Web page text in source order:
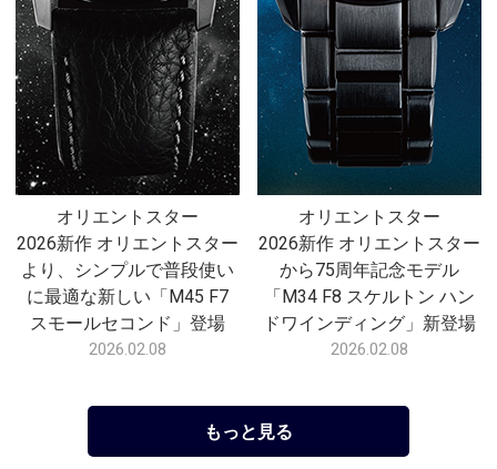
オリエントスター
2026新作 オリエントスター
より、シンプルで普段使い
に最適な新しい「M45 F7
スモールセコンド」登場
2026.02.08
オリエントスター
2026新作 オリエントスター
から75周年記念モデル
「M34 F8 スケルトン ハン
ドワインディング」新登場
2026.02.08
もっと見る